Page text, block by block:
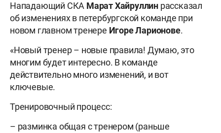
Нападающий СКА Марат Хайруллин рассказал
об изменениях в петербургской команде при
новом главном тренере ИгореЛарионове.
«Новый тренер – новые правила! Думаю, это
многим будет интересно. В команде
действительно много изменений, и вот
ключевые.
Тренировочный процесс:
– разминка общая с тренером (раньше